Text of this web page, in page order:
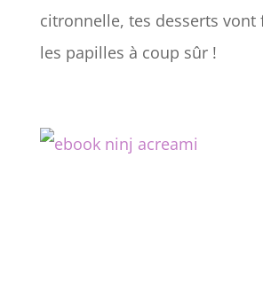
citronnelle, tes desserts vont
les papilles à coup sûr !